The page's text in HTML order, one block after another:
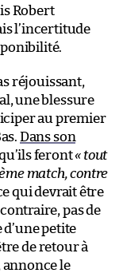
Robert
l’incertitude
réjouissant,
une blessure
au premier
Dans son
feront« tout
match, contre
qui devrait être
pas de
petite
de retour à
annonce le